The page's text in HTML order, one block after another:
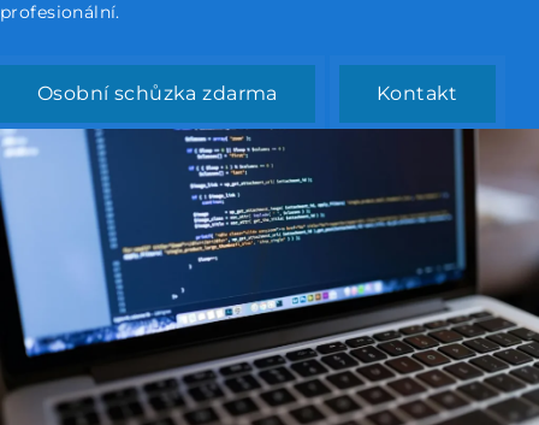
profesionální.
Osobní schůzka zdarma Kontakt